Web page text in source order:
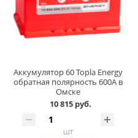
Аккумулятор 60 Topla Energy
обратная полярность 600А в
Омске
10 815 руб.
шт